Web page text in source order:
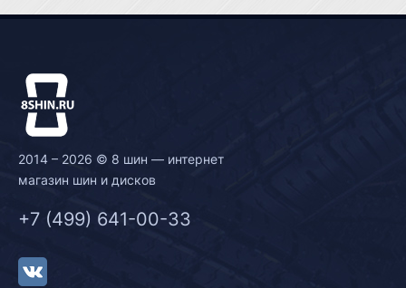
2014 – 2026 © 8 шин — интернет
магазин шин и дисков
+7 (499) 641-00-33